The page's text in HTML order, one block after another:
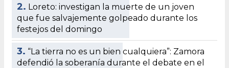
2. Loreto: investigan la muerte de un joven
que fue salvajemente golpeado durante los
festejos del domingo
3. “La tierra no es un bien cualquiera”: Zamora
defendió la soberanía durante el debate en el